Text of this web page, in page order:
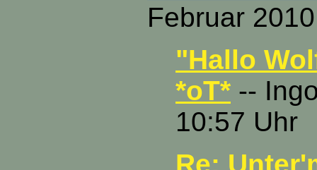
Februar
"Hallo
*oT* --
10:57 Uhr